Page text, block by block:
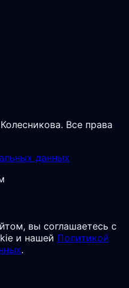
. Все права
данных
вы соглашаетесь с
и нашей Политикой
.